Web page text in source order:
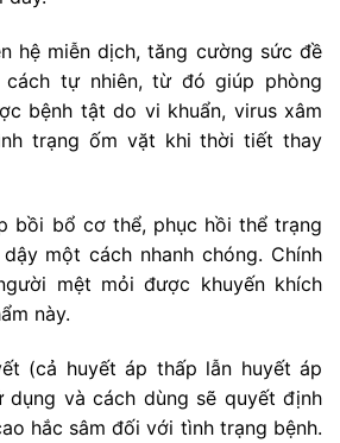
hệ miễn dịch, tăng cường sức đề
tự nhiên, từ đó giúp phòng
bệnh tật do vi khuẩn, virus xâm
trạng ốm vặt khi thời tiết thay
bồi bổ cơ thể, phục hồi thể trạng
một cách nhanh chóng. Chính
mệt mỏi được khuyến khích
này.
(cả huyết áp thấp lẫn huyết áp
dụng và cách dùng sẽ quyết định
hắc sâm đối với tình trạng bệnh.